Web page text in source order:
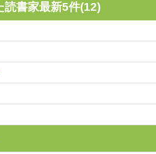
読書家最新5件(12)